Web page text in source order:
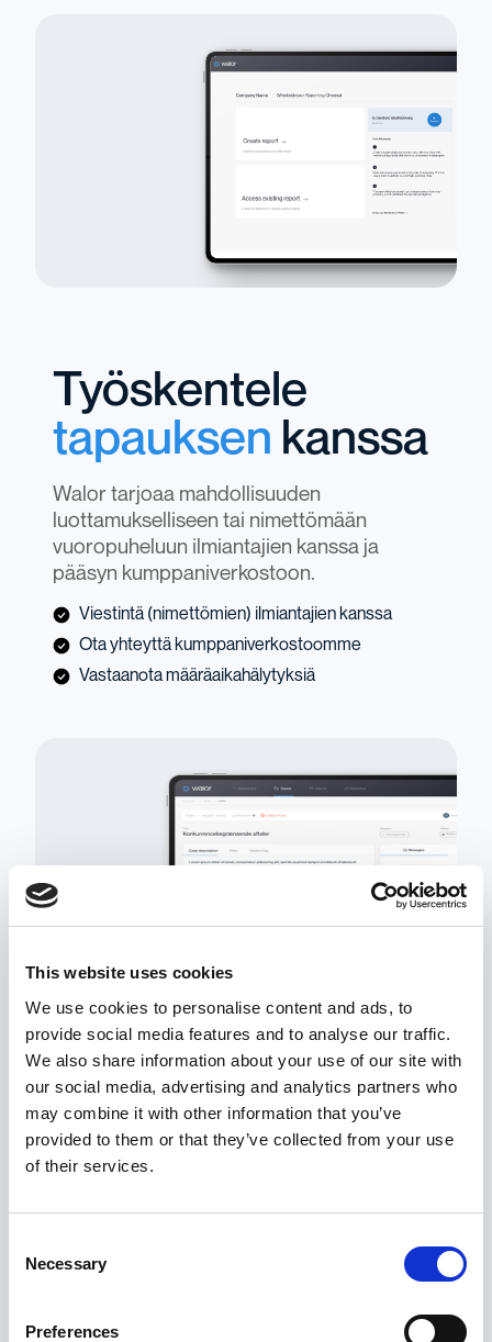
This website uses cookies
We use cookies to personalise content and ads, to
provide social media features and to analyse our traffic.
We also share information about your use of our site with
our social media, advertising and analytics partners who
may combine it with other information that you’ve
provided to them or that they’ve collected from your use
of their services.
Selection
Necessary
Preferences
Työskentele
tapauksen kanssa
Walor tarjoaa mahdollisuuden
luottamukselliseen tai nimettömään
vuoropuheluun ilmiantajien kanssa ja
pääsyn kumppaniverkostoon.
Viestintä (nimettömien) ilmiantajien kanssa
Ota yhteyttä kumppaniverkostoomme
Vastaanota määräaikahälytyksiä
Ensisijainentuki
Olipa whistleblowing -järjestelmä sinulle
tukitiimiimme, jos tarvitset apua.
Erityinen tukitiimi